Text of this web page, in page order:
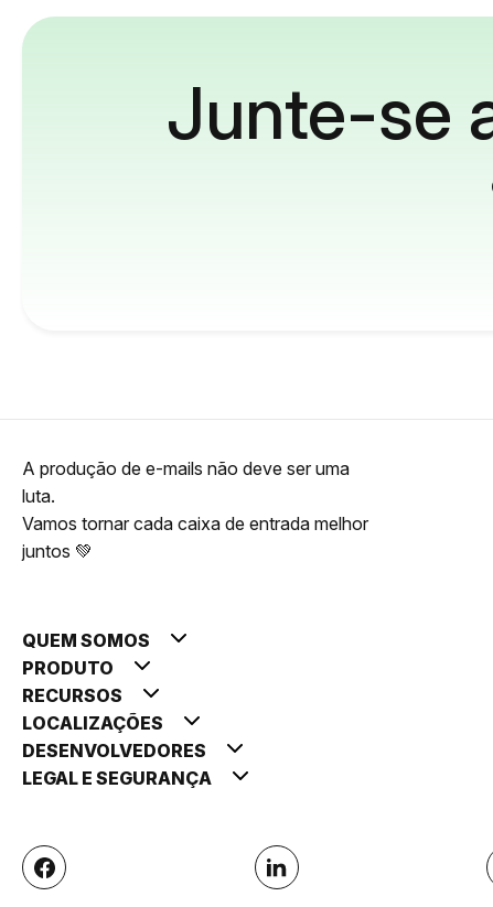
Junte-se
A produção de e-mails não deve ser uma
luta.
Vamos tornar cada caixa de entrada melhor
juntos 💚
QUEM SOMOS
PRODUTO
RECURSOS
LOCALIZAÇÕES
DESENVOLVEDORES
LEGAL E SEGURANÇA